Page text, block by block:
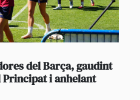
del Barça, gaudint
i anhelant